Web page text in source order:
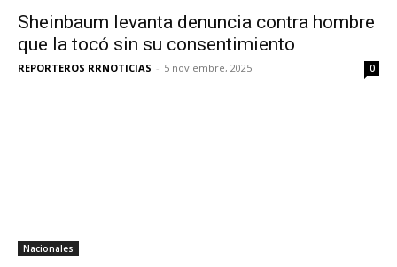
Sheinbaum levanta denuncia contra hombre
que la tocó sin su consentimiento
REPORTEROS RRNOTICIAS - 5 noviembre, 2025 0
Nacionales